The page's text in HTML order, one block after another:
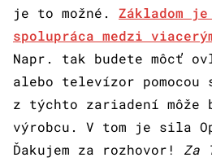
je to možné. Základom
spolupráca medzi
Napr. tak budete môcť
alebo televízor pomocou
z týchto zariadení môže
výrobcu. V tom je sila
Ďakujem za rozhovor! Za